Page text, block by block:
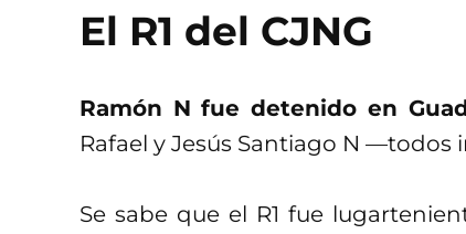
El R1 del CJNG
Ramón N fue detenido en
Rafael y Jesús Santiago N —todos
Se sabe que el R1 fue